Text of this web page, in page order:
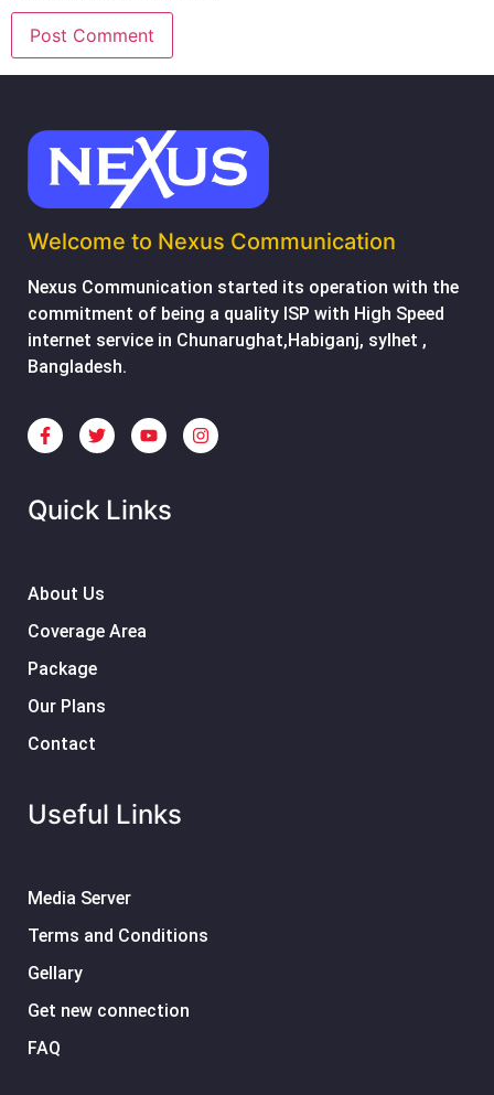
Welcome to Nexus Communication
Nexus Communication started its operation with the
commitment of being a quality ISP with High Speed
internet service in Chunarughat,Habiganj, sylhet ,
Bangladesh.
Quick Links
About Us
Coverage Area
Package
Our Plans
Contact
Useful Links
Media Server
Terms and Conditions
Gellary
Get new connection
FAQ